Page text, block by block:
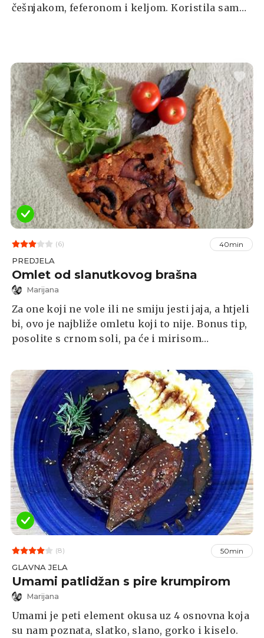
češnjakom, feferonom i keljom. Koristila sam
(6) 40min
PREDJELA
Omlet od slanutkovog brašna
Marijana
Za one koji ne vole ili ne smiju jesti jaja, a htjeli
bi, ovo je najbliže omletu koji to nije. Bonus tip,
posolite s crnom soli, pa će i mirisom
svom vrtu, ako nemate pri ruci, poslužit će i
sušeno. Pojeli smo omlet s rikolom, rajčicom i
humusom, da s još malo slanutka 😅 Recept za
humus je na mom profilu.
(8) 50min
GLAVNA JELA
Umami patlidžan s pire krumpirom
Marijana
Umami je peti element okusa uz 4 osnovna koja
su nam poznata, slatko, slano, gorko i kiselo.